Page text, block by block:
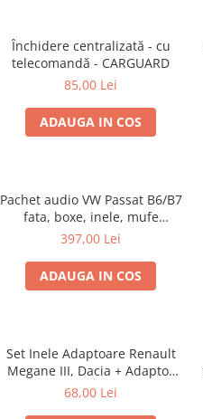
Închidere centralizată - cu
telecomandă - CARGUARD
85,00 Lei
ADAUGA IN COS
Pachet audio VW Passat B6/B7
fata, boxe, inele, mufe
adaptoare JBL STAGE2 604C
397,00 Lei
ADAUGA IN COS
Set Inele Adaptoare Renault
Megane III, Dacia + Adaptor
conector difuzor
68,00 Lei